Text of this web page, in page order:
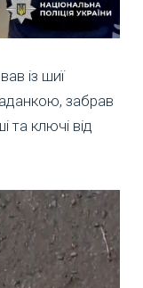
із шиї
забрав
та ключі від